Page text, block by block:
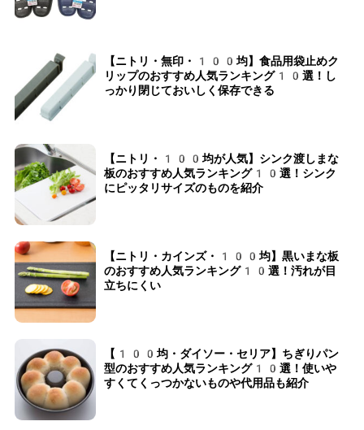
【ニトリ・無印・100均】食品用袋止めク
リップのおすすめ人気ランキング10選！し
っかり閉じておいしく保存できる
【ニトリ・100均が人気】シンク渡しまな
板のおすすめ人気ランキング10選！シンク
にピッタリサイズのものを紹介
【ニトリ・カインズ・100均】黒いまな板
のおすすめ人気ランキング10選！汚れが目
立ちにくい
【100均・ダイソー・セリア】ちぎりパン
型のおすすめ人気ランキング10選！使いや
すくてくっつかないものや代用品も紹介